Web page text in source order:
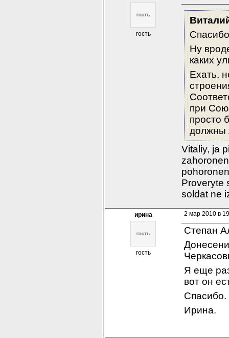
гость
Ну
каких
Ехать,
при
просто
должны
Vitaliy, ja
Proveryte
soldat ne
ирина
гость
2 мар 2010 в
Степан
Я еще
вот он
Спасибо.
Ирина.